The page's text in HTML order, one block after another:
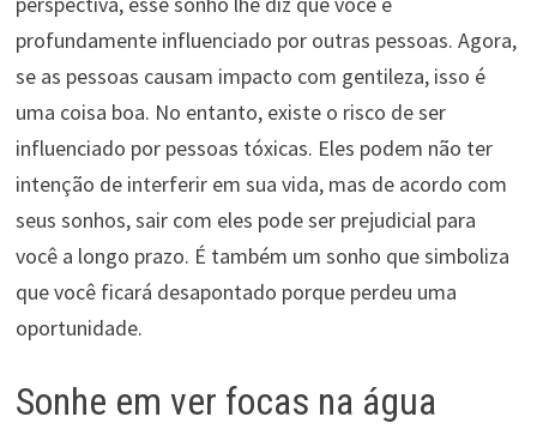
profundamente influenciado por outras pessoas. Agora,
se as pessoas causam impacto com gentileza, isso é
uma coisa boa. No entanto, existe o risco de ser
influenciado por pessoas tóxicas. Eles podem não ter
intenção de interferir em sua vida, mas de acordo com
seus sonhos, sair com eles pode ser prejudicial para
você a longo prazo. É também um sonho que simboliza
que você ficará desapontado porque perdeu uma
oportunidade.
Sonhe em ver focas na água